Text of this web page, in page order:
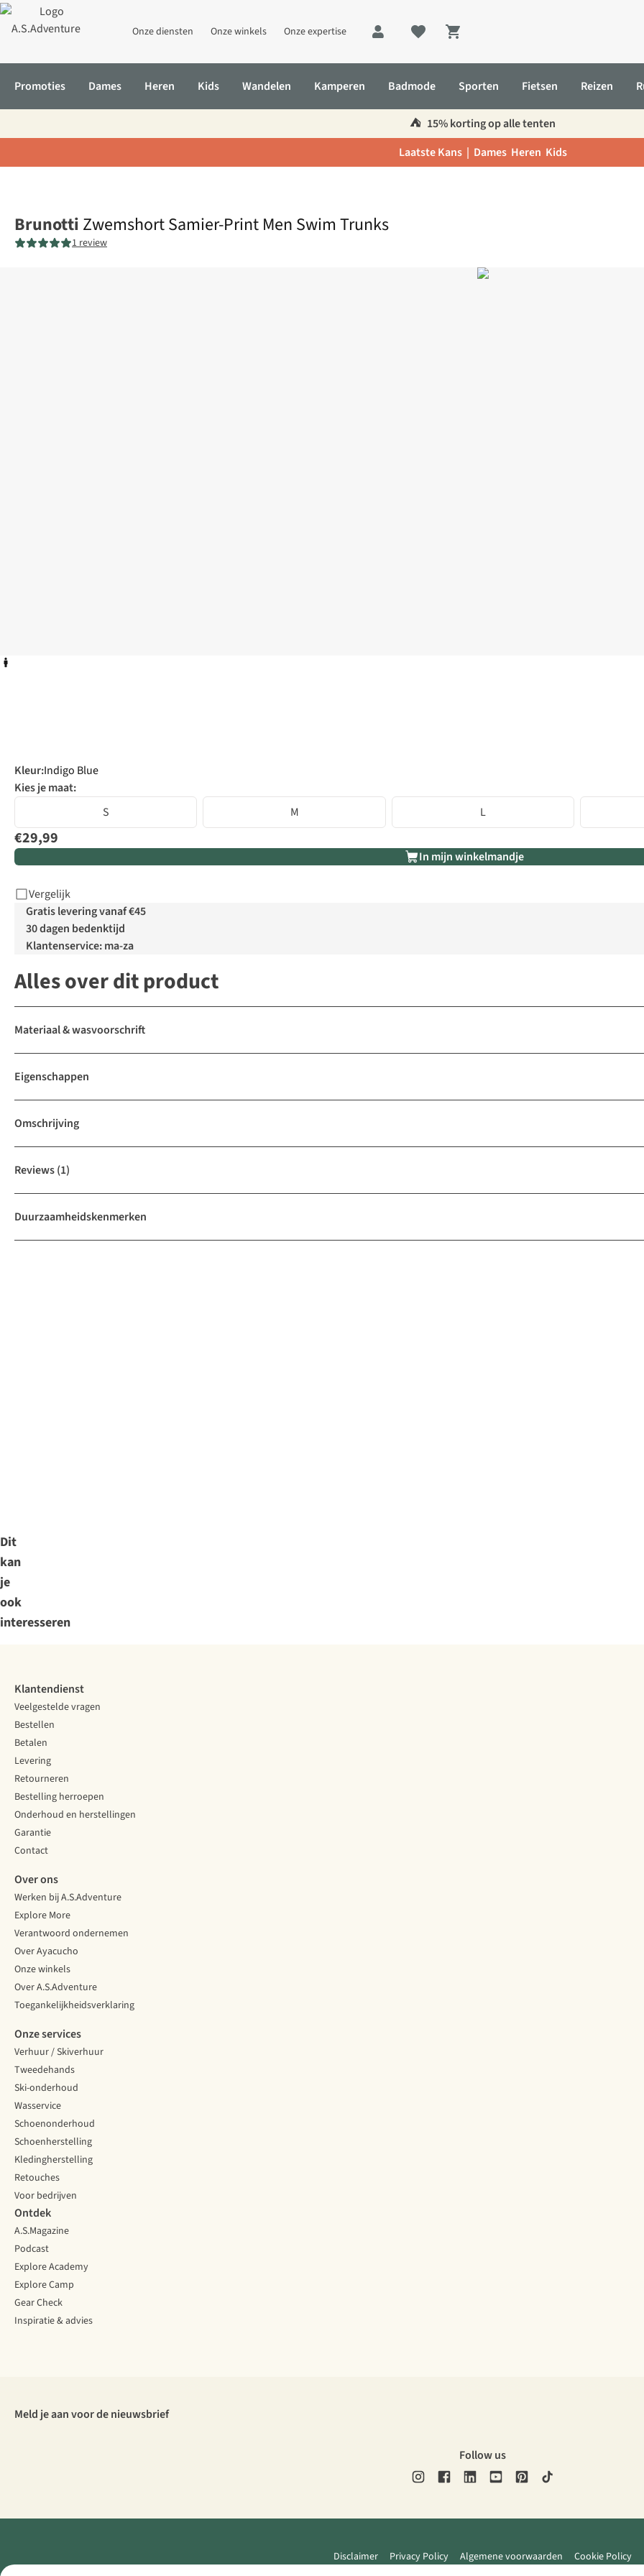
Onze diensten Onze winkels Onze expertise
Shopping cart
Promoties Dames Heren Kids Wandelen Kamperen Badmode Sporten Fietsen Reizen
⛺️ 15% korting op alle tenten
Laatste Kans | Dames Heren Kids
Brunotti Zwemshort Samier-Print Men Swim Trunks
1 review
Kleur:Indigo Blue
Kies je maat:
S
M L
€29,99
In mijn winkelmandje
Vergelijk
Gratis levering vanaf €45
30 dagen bedenktijd
Klantenservice: ma-za
Alles over dit product
Materiaal & wasvoorschrift
Eigenschappen
Omschrijving
Reviews(1)
Duurzaamheidskenmerken
Dit
kan
je
ook
interesseren
Klantendienst
Veelgestelde vragen
Bestellen
Betalen
Levering
Retourneren
Bestelling herroepen
Onderhoud en herstellingen
Garantie
Contact
Over ons
Werken bij A.S.Adventure
Explore More
Verantwoord ondernemen
Over Ayacucho
Onze winkels
Over A.S.Adventure
Toegankelijkheidsverklaring
Onze services
Verhuur / Skiverhuur
Tweedehands
Ski-onderhoud
Wasservice
Schoenonderhoud
Schoenherstelling
Kledingherstelling
Retouches
Voor bedrijven
Ontdek
A.S.Magazine
Podcast
Explore Academy
Explore Camp
Gear Check
Inspiratie & advies
Meld je aan voor de nieuwsbrief
Follow us
Disclaimer Privacy Policy Algemene voorwaarden Cookie Policy